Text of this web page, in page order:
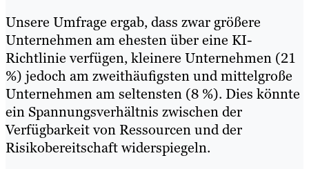
Unsere Umfrage ergab, dass zwar größere
Unternehmen am ehesten über eine KI-
Richtlinie verfügen, kleinere Unternehmen (21
%) jedoch am zweithäufigsten und mittelgroße
Unternehmen am seltensten (8 %). Dies könnte
ein Spannungsverhältnis zwischen der
Verfügbarkeit von Ressourcen und der
Risikobereitschaft widerspiegeln.